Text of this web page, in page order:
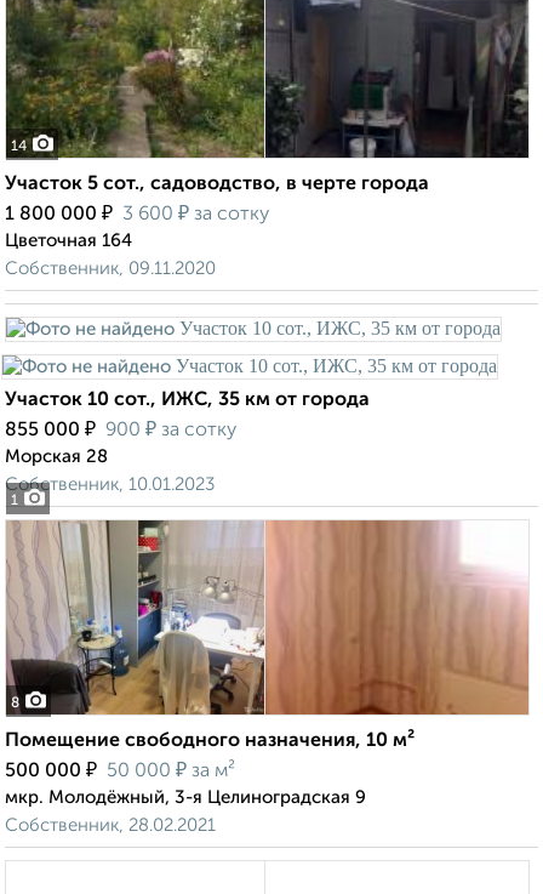
14
Участок 5 сот., садоводство, в черте города
1 800 000 ₽ 3 600 ₽ за сотку
Цветочная 164
Собственник, 09.11.2020
1
Участок 10 сот., ИЖС, 35 км от города
855 000 ₽ 900 ₽ за сотку
Морская 28
Собственник, 10.01.2023
8
Помещение свободного назначения, 10 м²
500 000 ₽ 50 000 ₽ за м²
мкр. Молодёжный, 3-я Целиноградская 9
Собственник, 28.02.2021